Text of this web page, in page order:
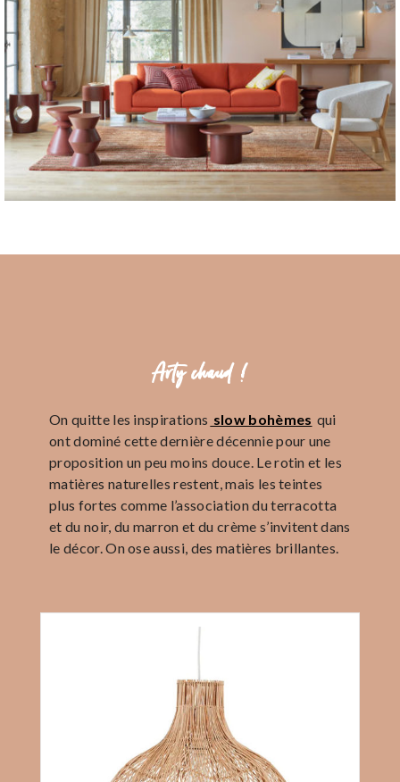
Arty chaud !
On quitte les inspirations slow bohèmes qui
ont dominé cette dernière décennie pour une
proposition un peu moins douce. Le rotin et les
matières naturelles restent, mais les teintes
plus fortes comme l’association du terracotta
et du noir, du marron et du crème s’invitent dans
le décor. On ose aussi, des matières brillantes.